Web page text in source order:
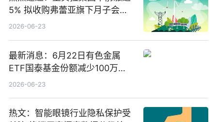
5% 拟收购弗蕾亚旗下月子会所
业务少数股权
2026-06-23
最新消息：6月22日有色金属
ETF国泰基金份额减少100万
份，重仓股紫金矿业、洛阳钼
2026-06-23
热文：智能眼镜行业隐私保护受